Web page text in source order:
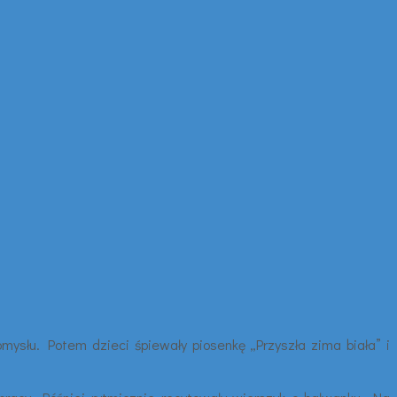
Potem dzieci śpiewały piosenkę „Przyszła zima biała” i